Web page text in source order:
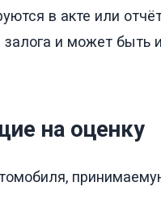
в акте или
и может быть
на оценку